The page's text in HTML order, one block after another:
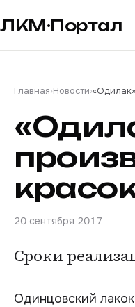
ЛКМ·Портал
Главная›Новости›
20 сентября 2017
Сроки
Одинцовский